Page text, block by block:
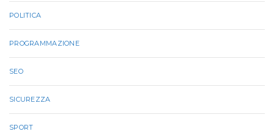
POLITICA
PROGRAMMAZIONE
SEO
SICUREZZA
SPORT